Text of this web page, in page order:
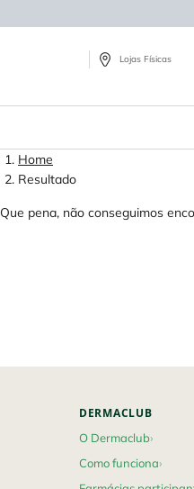
Lojas Físicas
Main content
Home
Resultado
Que pena, não conseguimos
DERMACLUB
O Dermaclub
Como funciona